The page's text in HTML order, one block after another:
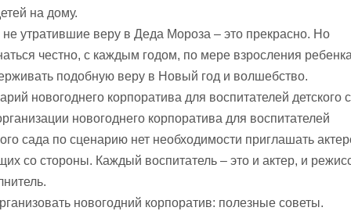
на дому.
не утратившие веру в Деда Мороза – это прекрасно. Но
честно, с каждым годом, по мере взросления
подобную веру в Новый год и волшебство.
новогоднего корпоратива для воспитателей детского
новогоднего корпоратива для воспитателей
сада по сценарию нет необходимости приглашать
со стороны. Каждый воспитатель – это и актер, и
новогодний корпоратив: полезные советы.